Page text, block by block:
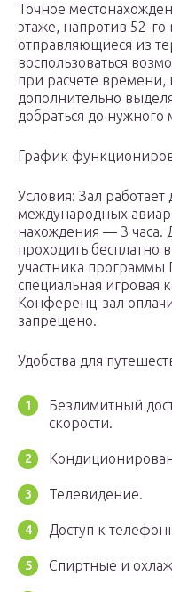
Точное
этаже, напротив 52-
отправляющиеся из
воспользоваться
при расчете времени,
дополнительно
добраться до нужного
График
Условия: Зал работает
международных
нахождения — 3 часа.
проходить бесплатно
участника программы
специальная игровая
Конференц-зал
запрещено.
Удобства для
Безлимитный
скорости.
Телевидение.
Доступ к
Спиртные и